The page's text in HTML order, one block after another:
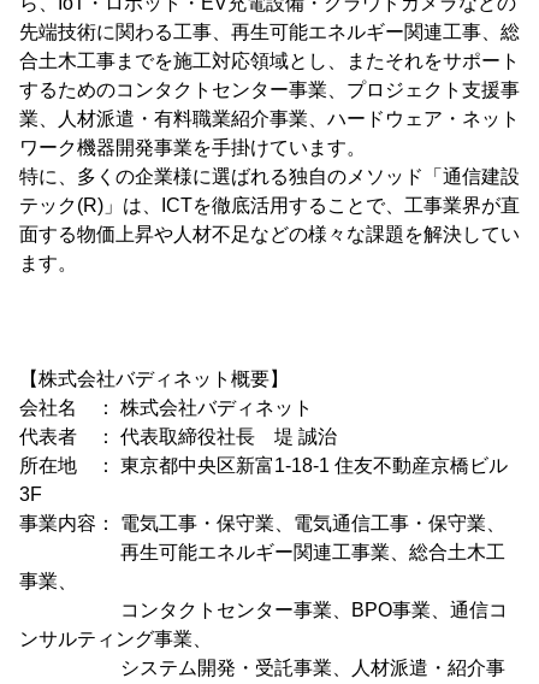
先端技術に関わる工事、再生可能エネルギー関連工事、総
合土木工事までを施工対応領域とし、またそれをサポート
するためのコンタクトセンター事業、プロジェクト支援事
業、人材派遣・有料職業紹介事業、ハードウェア・ネット
ワーク機器開発事業を手掛けています。
特に、多くの企業様に選ばれる独自のメソッド「通信建設
テック(R)」は、ICTを徹底活用することで、工事業界が直
面する物価上昇や人材不足などの様々な課題を解決してい
ます。
【株式会社バディネット概要】
会社名 ： 株式会社バディネット
代表者 ： 代表取締役社長 堤 誠治
所在地 ： 東京都中央区新富1-18-1 住友不動産京橋ビル
3F
事業内容： 電気工事・保守業、電気通信工事・保守業、
再生可能エネルギー関連工事業、総合土木工
事業、
コンタクトセンター事業、BPO事業、通信コ
ンサルティング事業、
システム開発・受託事業、人材派遣・紹介事